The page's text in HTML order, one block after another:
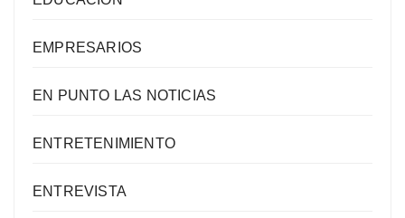
EMPRESARIOS
EN PUNTO LAS NOTICIAS
ENTRETENIMIENTO
ENTREVISTA